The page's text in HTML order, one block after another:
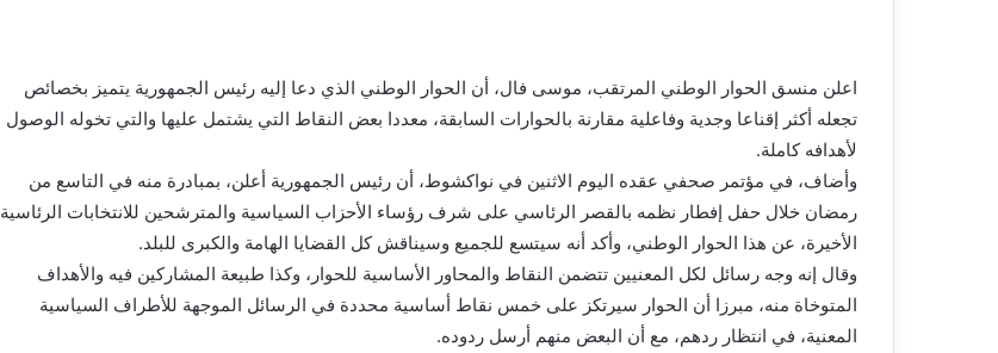
اعلن منسق الحوار الوطني المرتقب، موسى فال، أن الحوار الوطني الذي دعا إليه رئيس الجمهورية يتميز بخصائص
تجعله أكثر إقناعا وجدية وفاعلية مقارنة بالحوارات السابقة، معددا بعض النقاط التي يشتمل عليها والتي تخوله الوصول
لأهدافه كاملة.
وأضاف، في مؤتمر صحفي عقده اليوم الاثنين في نواكشوط، أن رئيس الجمهورية أعلن، بمبادرة منه في التاسع من
رمضان خلال حفل إفطار نظمه بالقصر الرئاسي على شرف رؤساء الأحزاب السياسية والمترشحين للانتخابات الرئاسية
الأخيرة، عن هذا الحوار الوطني، وأكد أنه سيتسع للجميع وسيناقش كل القضايا الهامة والكبرى للبلد.
وقال إنه وجه رسائل لكل المعنيين تتضمن النقاط والمحاور الأساسية للحوار، وكذا طبيعة المشاركين فيه والأهداف
المتوخاة منه، مبرزا أن الحوار سيرتكز على خمس نقاط أساسية محددة في الرسائل الموجهة للأطراف السياسية
المعنية، في انتظار ردهم، مع أن البعض منهم أرسل ردوده.